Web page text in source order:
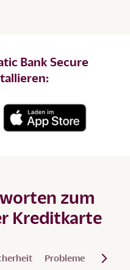
Bank Secure
zum
Kreditkarte
Probleme Visa